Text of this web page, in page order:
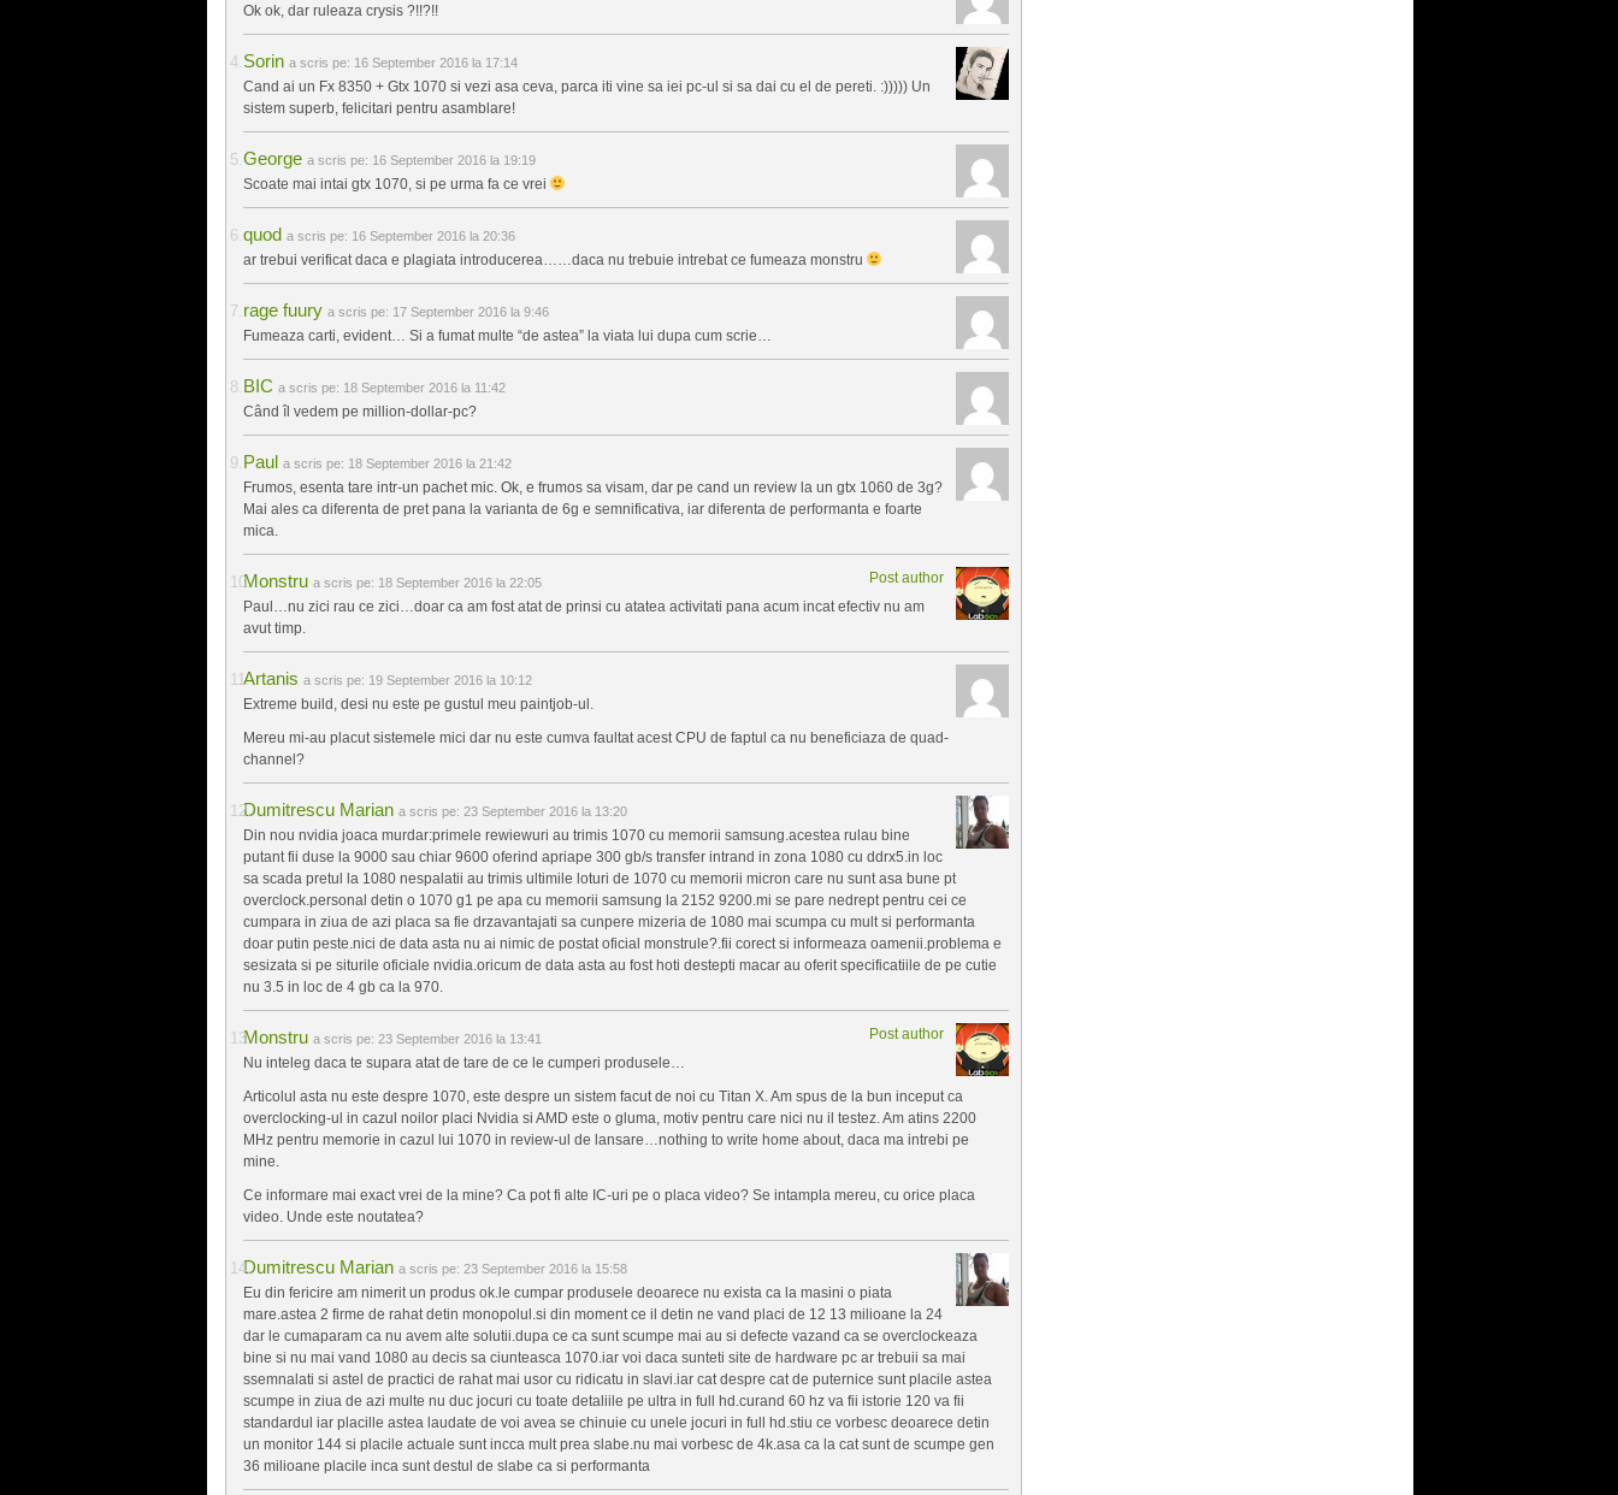
Ok ok, dar ruleaza crysis ?!!?!!
Sorin a scris pe: 16 September 2016 la 17:14
Cand ai un Fx 8350 + Gtx 1070 si vezi asa ceva, parca iti vine sa iei pc-ul si sa dai cu el de pereti. :))))) Un
sistem superb, felicitari pentru asamblare!
George a scris pe: 16 September 2016 la 19:19
Scoate mai intai gtx 1070, si pe urma fa ce vrei
quod a scris pe: 16 September 2016 la 20:36
ar trebui verificat daca e plagiata introducerea……daca nu trebuie intrebat ce fumeaza monstru
rage fuury a scris pe: 17 September 2016 la 9:46
Fumeaza carti, evident… Si a fumat multe “de astea” la viata lui dupa cum scrie…
BIC a scris pe: 18 September 2016 la 11:42
Când îl vedem pe million-dollar-pc?
Paul a scris pe: 18 September 2016 la 21:42
Frumos, esenta tare intr-un pachet mic. Ok, e frumos sa visam, dar pe cand un review la un gtx 1060 de 3g?
Mai ales ca diferenta de pret pana la varianta de 6g e semnificativa, iar diferenta de performanta e foarte
mica.
Monstru Post author
a scris pe: 18 September 2016 la 22:05
Paul…nu zici rau ce zici…doar ca am fost atat de prinsi cu atatea activitati pana acum incat efectiv nu am
avut timp.
Artanis a scris pe: 19 September 2016 la 10:12
Extreme build, desi nu este pe gustul meu paintjob-ul.
Mereu mi-au placut sistemele mici dar nu este cumva faultat acest CPU de faptul ca nu beneficiaza de quad-
channel?
Dumitrescu Marian a scris pe: 23 September 2016 la 13:20
Din nou nvidia joaca murdar:primele rewiewuri au trimis 1070 cu memorii samsung.acestea rulau bine
putant fii duse la 9000 sau chiar 9600 oferind apriape 300 gb/s transfer intrand in zona 1080 cu ddrx5.in loc
sa scada pretul la 1080 nespalatii au trimis ultimile loturi de 1070 cu memorii micron care nu sunt asa bune pt
overclock.personal detin o 1070 g1 pe apa cu memorii samsung la 2152 9200.mi se pare nedrept pentru cei ce
cumpara in ziua de azi placa sa fie drzavantajati sa cunpere mizeria de 1080 mai scumpa cu mult si performanta
doar putin peste.nici de data asta nu ai nimic de postat oficial monstrule?.fii corect si informeaza oamenii.problema e
sesizata si pe siturile oficiale nvidia.oricum de data asta au fost hoti destepti macar au oferit specificatiile de pe cutie
nu 3.5 in loc de 4 gb ca la 970.
Monstru Post author
a scris pe: 23 September 2016 la 13:41
Nu inteleg daca te supara atat de tare de ce le cumperi produsele…
Articolul asta nu este despre 1070, este despre un sistem facut de noi cu Titan X. Am spus de la bun inceput ca
overclocking-ul in cazul noilor placi Nvidia si AMD este o gluma, motiv pentru care nici nu il testez. Am atins 2200
MHz pentru memorie in cazul lui 1070 in review-ul de lansare…nothing to write home about, daca ma intrebi pe
mine.
Ce informare mai exact vrei de la mine? Ca pot fi alte IC-uri pe o placa video? Se intampla mereu, cu orice placa
video. Unde este noutatea?
Dumitrescu Marian a scris pe: 23 September 2016 la 15:58
Eu din fericire am nimerit un produs ok.le cumpar produsele deoarece nu exista ca la masini o piata
mare.astea 2 firme de rahat detin monopolul.si din moment ce il detin ne vand placi de 12 13 milioane la 24
dar le cumaparam ca nu avem alte solutii.dupa ce ca sunt scumpe mai au si defecte vazand ca se overclockeaza
bine si nu mai vand 1080 au decis sa ciunteasca 1070.iar voi daca sunteti site de hardware pc ar trebuii sa mai
ssemnalati si astel de practici de rahat mai usor cu ridicatu in slavi.iar cat despre cat de puternice sunt placile astea
scumpe in ziua de azi multe nu duc jocuri cu toate detaliile pe ultra in full hd.curand 60 hz va fii istorie 120 va fii
standardul iar placille astea laudate de voi avea se chinuie cu unele jocuri in full hd.stiu ce vorbesc deoarece detin
un monitor 144 si placile actuale sunt incca mult prea slabe.nu mai vorbesc de 4k.asa ca la cat sunt de scumpe gen
36 milioane placile inca sunt destul de slabe ca si performanta